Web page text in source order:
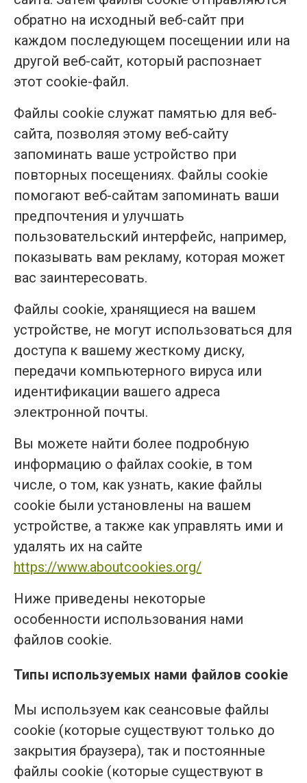
обратно на исходный веб-сайт при
каждом последующем посещении или на
другой веб-сайт, который распознает
этот cookie-файл.
Файлы cookie служат памятью для веб-
сайта, позволяя этому веб-сайту
запоминать ваше устройство при
повторных посещениях. Файлы cookie
помогают веб-сайтам запоминать ваши
предпочтения и улучшать
пользовательский интерфейс, например,
показывать вам рекламу, которая может
вас заинтересовать.
Файлы cookie, хранящиеся на вашем
устройстве, не могут использоваться для
доступа к вашему жесткому диску,
передачи компьютерного вируса или
идентификации вашего адреса
электронной почты.
Вы можете найти более подробную
информацию о файлах cookie, в том
числе, о том, как узнать, какие файлы
cookie были установлены на вашем
устройстве, а также как управлять ими и
удалять их на сайте
https://www.aboutcookies.org/
Ниже приведены некоторые
особенности использования нами
файлов cookie.
Типы используемых нами файлов cookie
Мы используем как сеансовые файлы
cookie (которые существуют только до
закрытия браузера), так и постоянные
файлы cookie (которые существуют в